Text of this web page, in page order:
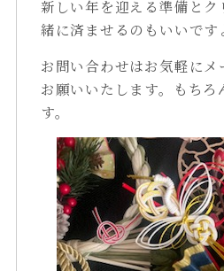
新しい年を迎える準備と
緒に済ませるのもいいです
お問い合わせはお気軽に
お願いいたします。もち
す。